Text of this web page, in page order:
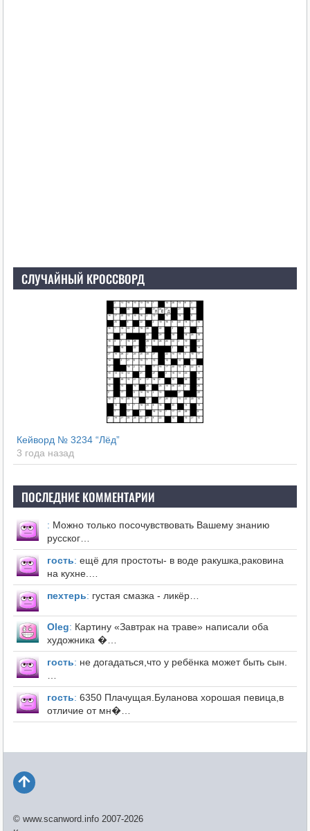
СЛУЧАЙНЫЙ КРОССВОРД
Кейворд № 3234 “Лёд”
3 года назад
ПОСЛЕДНИЕ КОММЕНТАРИИ
: Можно только посочувствовать Вашему знанию
русског…
гость: ещё для простоты- в воде ракушка,раковина
на кухне.…
пехтерь: густая смазка - ликёр…
Оleg: Картину «Завтрак на траве» написали оба
художника �…
гость: не догадаться,что у ребёнка может быть сын.
…
гость: 6350 Плачущая.Буланова хорошая певица,в
отличие от мн�…
© www.scanword.info 2007-2026